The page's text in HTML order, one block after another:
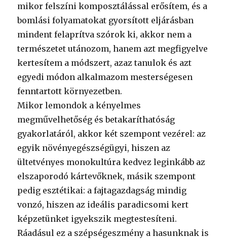
mikor felszíni komposztálással erősítem, és a
bomlási folyamatokat gyorsított eljárásban
mindent felaprítva szórok ki, akkor nem a
természetet utánozom, hanem azt megfigyelve
kertesítem a módszert, azaz tanulok és azt
egyedi módon alkalmazom mesterségesen
fenntartott környezetben.
Mikor lemondok a kényelmes
megművelhetőség és betakaríthatóság
gyakorlatáról, akkor két szempont vezérel: az
egyik növényegészségügyi, hiszen az
ültetvényes monokultúra kedvez leginkább az
elszaporodó kártevőknek, másik szempont
pedig esztétikai: a fajtagazdagság mindig
vonzó, hiszen az ideális paradicsomi kert
képzetünket igyekszik megtestesíteni.
Ráadásul ez a szépségeszmény a hasunknak is